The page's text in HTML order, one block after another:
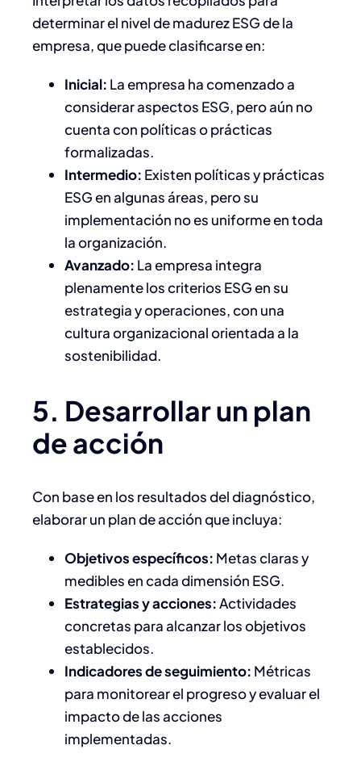
determinar el nivel de madurez ESG de la
empresa, que puede clasificarse en:​
Inicial: La empresa ha comenzado a
considerar aspectos ESG, pero aún no
cuenta con políticas o prácticas
formalizadas.
Intermedio: Existen políticas y prácticas
ESG en algunas áreas, pero su
implementación no es uniforme en toda
la organización.
Avanzado: La empresa integra
plenamente los criterios ESG en su
estrategia y operaciones, con una
cultura organizacional orientada a la
sostenibilidad.​
5. Desarrollar un plan
de acción
Con base en los resultados del diagnóstico,
elaborar un plan de acción que incluya:​
Objetivos específicos: Metas claras y
medibles en cada dimensión ESG.
Estrategias y acciones:Actividades
concretas para alcanzar los objetivos
establecidos.
Indicadores de seguimiento: Métricas
para monitorear el progreso y evaluar el
impacto de las acciones
implementadas.